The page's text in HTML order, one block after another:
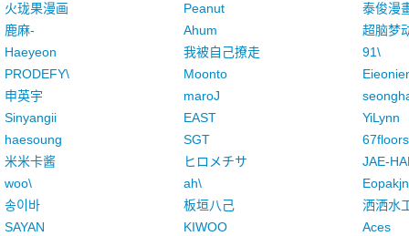
火珑果漫画
Peanut
泰俊漫
鹿麻-
Ahum
超脑梦
Haeyeon
我被自己撩走
91\
PRODEFY\
Moonto
申英宇
maroJ
Sinyangii
EAST
YiLynn
haesoung
SGT
67floors
米米卡酱
ヒロメチサ
JAE-
woo\
ah\
송이바
板垣八己
洒洒水
SAYAN
KIWOO
Aces